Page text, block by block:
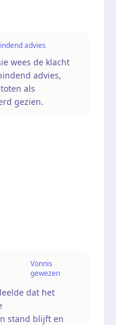
advies
wees de klacht
advies,
als
gezien.
Vonnis
gewezen
dat het
stand blijft en